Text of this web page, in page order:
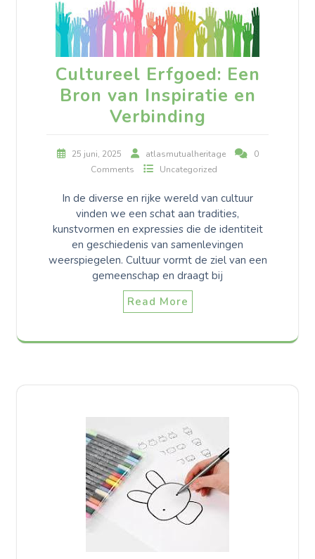
Cultureel Erfgoed: Een
Bron van Inspiratie en
Verbinding
25 juni, 2025 atlasmutualheritage
0
Comments
Uncategorized
In de diverse en rijke wereld van cultuur
vinden we een schat aan tradities,
kunstvormen en expressies die de identiteit
en geschiedenis van samenlevingen
weerspiegelen. Cultuur vormt de ziel van een
gemeenschap en draagt bij
Read More